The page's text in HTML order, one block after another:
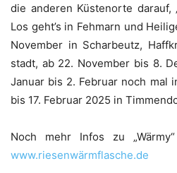
die ande­ren Küs­ten­or­te dar­auf,
Los geht’s in Feh­marn und
Novem­ber in Schar­beutz,
stadt, ab 22. Novem­ber bis 8.
Janu­ar bis 2. Febru­ar noch mal
bis 17. Febru­ar 2025 in
Noch mehr Infos zu
www.riesenwärmflasche.de